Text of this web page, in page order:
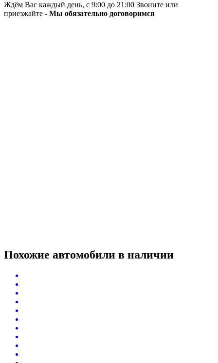
Ждём Вас каждый день, с 9:00 до 21:00 Звоните или
приезжайте - Мы обязательно договоримся
Похожие автомобили в наличии